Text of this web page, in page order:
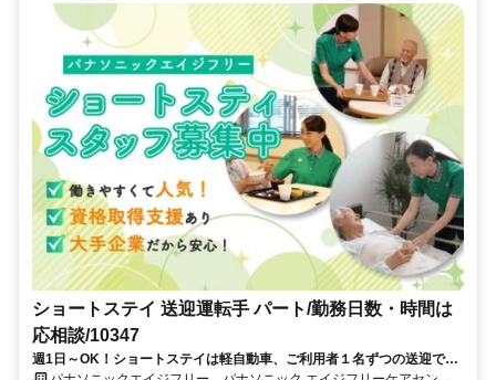
ショートステイ 送迎運転手 パート/勤務日数・時間は
応相談/10347
週1日～OK！ショートステイは軽自動車、ご利用者１名ずつの送迎で